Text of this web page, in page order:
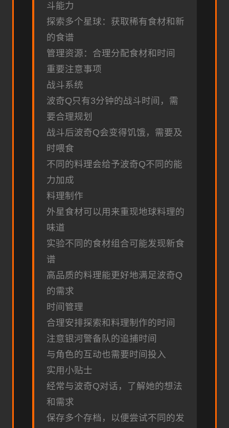
斗能力
探索多个星球：获取稀有食材和新
的食谱
管理资源：合理分配食材和时间
重要注意事项
战斗系统
波奇Q只有3分钟的战斗时间，需
要合理规划
战斗后波奇Q会变得饥饿，需要及
时喂食
不同的料理会给予波奇Q不同的能
力加成
料理制作
外星食材可以用来重现地球料理的
味道
实验不同的食材组合可能发现新食
谱
高品质的料理能更好地满足波奇Q
的需求
时间管理
合理安排探索和料理制作的时间
注意银河警备队的追捕时间
与角色的互动也需要时间投入
实用小贴士
经常与波奇Q对话，了解她的想法
和需求
保存多个存档，以便尝试不同的发